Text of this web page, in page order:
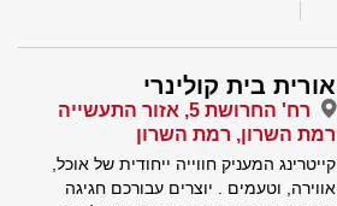
אורית בית קולינרי
רח' החרושת 5, אזור התעשייה
רמת השרון, רמת השרון
קייטרינג המעניק חווייה ייחודית של אוכל,
אווירה, וטעמים . יוצרים עבורכם חגיגה